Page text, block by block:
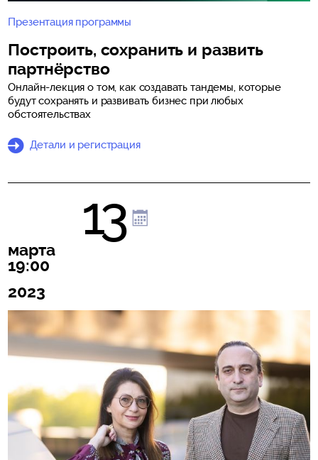
Презентация программы
Построить, сохранить и развить
партнёрство
Онлайн-лекция о том, как создавать тандемы, которые
будут сохранять и развивать бизнес при любых
обстоятельствах
Детали и регистрация
13
марта
19:00
2023